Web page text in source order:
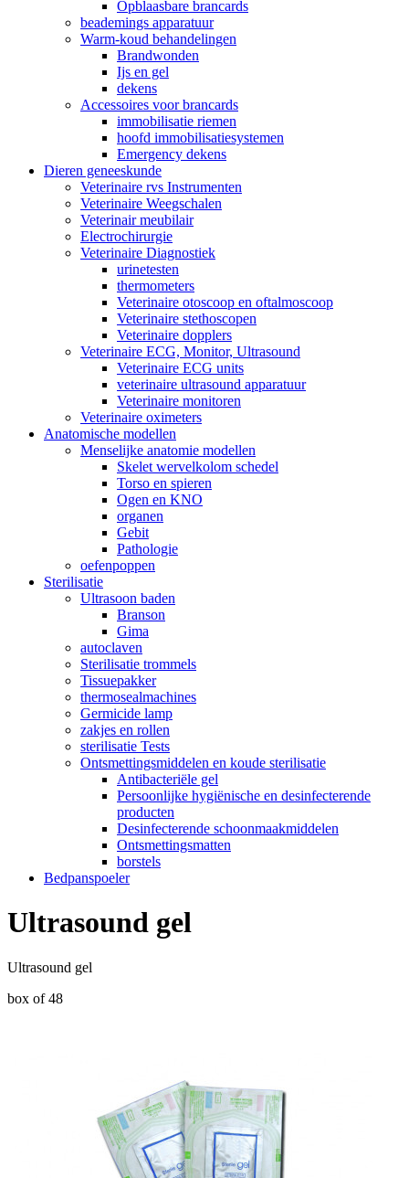
Opblaasbare brancards
beademings apparatuur
Warm-koud behandelingen
Brandwonden
Ijs en gel
dekens
Accessoires voor brancards
immobilisatie riemen
hoofd immobilisatiesystemen
Emergency dekens
Dieren geneeskunde
Veterinaire rvs Instrumenten
Veterinaire Weegschalen
Veterinair meubilair
Electrochirurgie
Veterinaire Diagnostiek
urinetesten
thermometers
Veterinaire otoscoop en oftalmoscoop
Veterinaire stethoscopen
Veterinaire dopplers
Veterinaire ECG, Monitor, Ultrasound
Veterinaire ECG units
veterinaire ultrasound apparatuur
Veterinaire monitoren
Veterinaire oximeters
Anatomische modellen
Menselijke anatomie modellen
Skelet wervelkolom schedel
Torso en spieren
Ogen en KNO
organen
Gebit
Pathologie
oefenpoppen
Sterilisatie
Ultrasoon baden
Branson
Gima
autoclaven
Sterilisatie trommels
Tissuepakker
thermosealmachines
Germicide lamp
zakjes en rollen
sterilisatie Tests
Ontsmettingsmiddelen en koude sterilisatie
Antibacteriële gel
Persoonlijke hygiënische en desinfecterende
producten
Desinfecterende schoonmaakmiddelen
Ontsmettingsmatten
borstels
Bedpanspoeler
Ultrasound gel
Ultrasound gel
box of 48